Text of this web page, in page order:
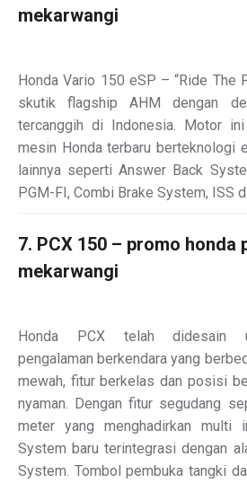
mekarwangi
Honda Vario 150 eSP – “Ride The
skutik flagship AHM dengan
tercanggih di Indonesia. Motor ini
mesin Honda terbaru berteknologi
lainnya seperti Answer Back
PGM-FI, Combi Brake System, ISS
7. PCX 150 – promo honda
mekarwangi
Honda PCX telah didesain
pengalaman berkendara yang
mewah, fitur berkelas dan posisi
nyaman. Dengan fitur segudang
meter yang menghadirkan multi
System baru terintegrasi dengan
System. Tombol pembuka tangki